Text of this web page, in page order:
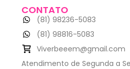
CONTATO
(81) 98236-5083
(81) 98816-5083
Viverbeeem@gmail.com
Atendimento de Segunda a